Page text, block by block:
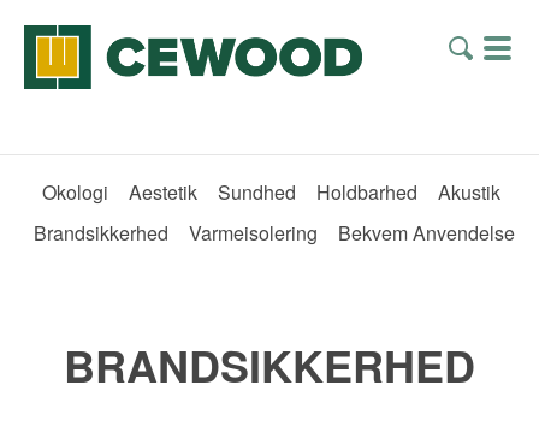
Okologi Aestetik Sundhed Holdbarhed
Akustik
Brandsikkerhed
Varmeisolering Bekvem Anvendelse
BRANDSIKKERHED